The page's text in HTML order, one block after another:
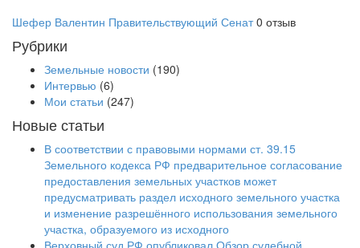
Шефер Валентин Правительствующий Сенат 0 отзыв
Рубрики
Земельные новости (190)
Интервью (6)
Мои статьи (247)
Новые статьи
В соответствии с правовыми нормами ст. 39.15
Земельного кодекса РФ предварительное согласование
предоставления земельных участков может
предусматривать раздел исходного земельного участка
и изменение разрешённого использования земельного
участка, образуемого из исходного
Верховный суд РФ опубликовал Обзор судебной